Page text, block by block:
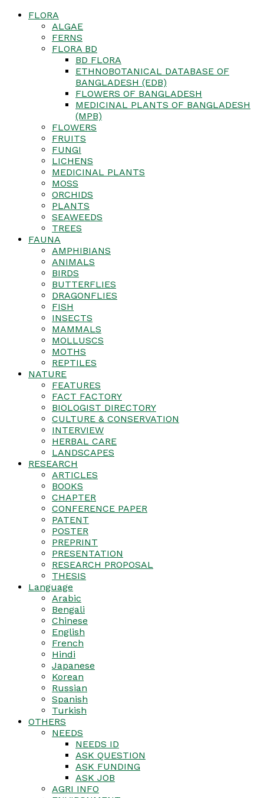
FLORA
ALGAE
FERNS
FLORA BD
BD FLORA
ETHNOBOTANICAL DATABASE OF
BANGLADESH (EDB)
FLOWERS OF BANGLADESH
MEDICINAL PLANTS OF BANGLADESH
(MPB)
FLOWERS
FRUITS
FUNGI
LICHENS
MEDICINAL PLANTS
MOSS
ORCHIDS
PLANTS
SEAWEEDS
TREES
FAUNA
AMPHIBIANS
ANIMALS
BIRDS
BUTTERFLIES
DRAGONFLIES
FISH
INSECTS
MAMMALS
MOLLUSCS
MOTHS
REPTILES
NATURE
FEATURES
FACT FACTORY
BIOLOGIST DIRECTORY
CULTURE & CONSERVATION
INTERVIEW
HERBAL CARE
LANDSCAPES
RESEARCH
ARTICLES
BOOKS
CHAPTER
CONFERENCE PAPER
PATENT
POSTER
PREPRINT
PRESENTATION
RESEARCH PROPOSAL
THESIS
Language
Arabic
Bengali
Chinese
English
French
Hindi
Japanese
Korean
Russian
Spanish
Turkish
OTHERS
NEEDS
NEEDS ID
ASK QUESTION
ASK FUNDING
ASK JOB
AGRI INFO